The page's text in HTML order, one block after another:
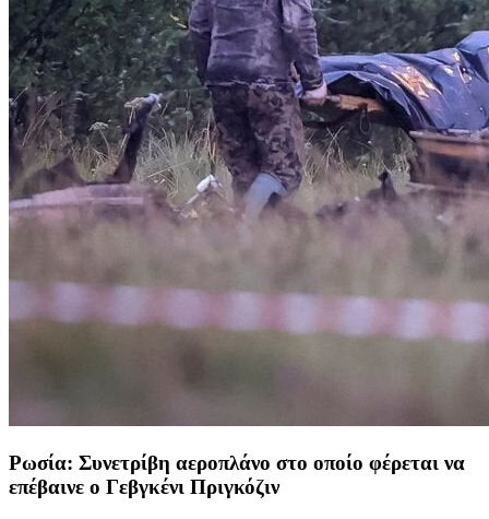
Ρωσία: Συνετρίβη αεροπλάνο στο οποίο φέρεται να
επέβαινε ο Γεβγκένι Πριγκόζιν